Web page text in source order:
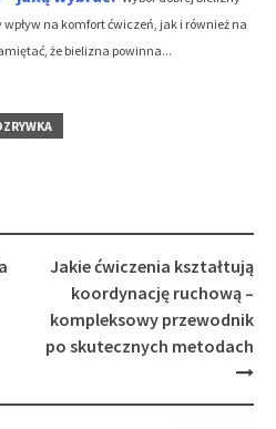
na komfort ćwiczeń, jak i również na
że bielizna powinna...
Jakie ćwiczenia kształtują
koordynację ruchową –
kompleksowy przewodnik
po skutecznych metodach